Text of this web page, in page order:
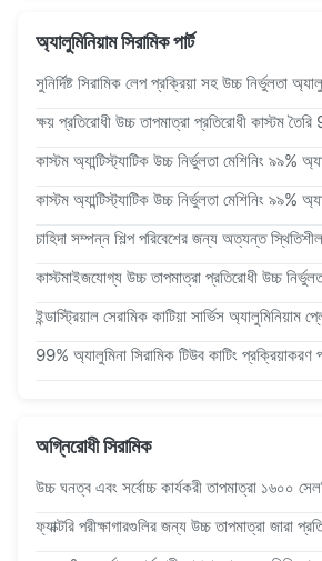
অ্যালুমিনিয়াম সিরামিক পার্ট
সুনির্দিষ্ট সিরামিক লেপ প্রক্রিয়া সহ উচ্চ নির্ভুলতা
চাহিদা সম্পন্ন শিল্প পরিবেশের জন্য অত্যন্ত স্থিতিশীল
অগ্নিরোধী সিরামিক